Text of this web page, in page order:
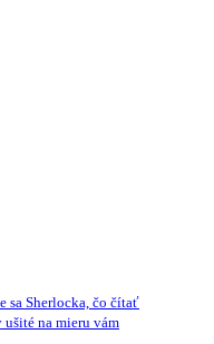
sa Sherlocka, čo čítať
na mieru vám